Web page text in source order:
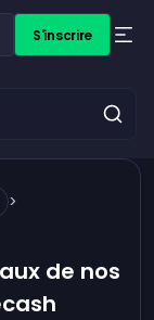
S'inscrire
>
de nos